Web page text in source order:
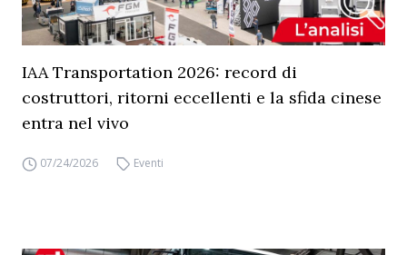
IAA Transportation 2026: record di
costruttori, ritorni eccellenti e la sfida cinese
entra nel vivo
07/24/2026 Eventi